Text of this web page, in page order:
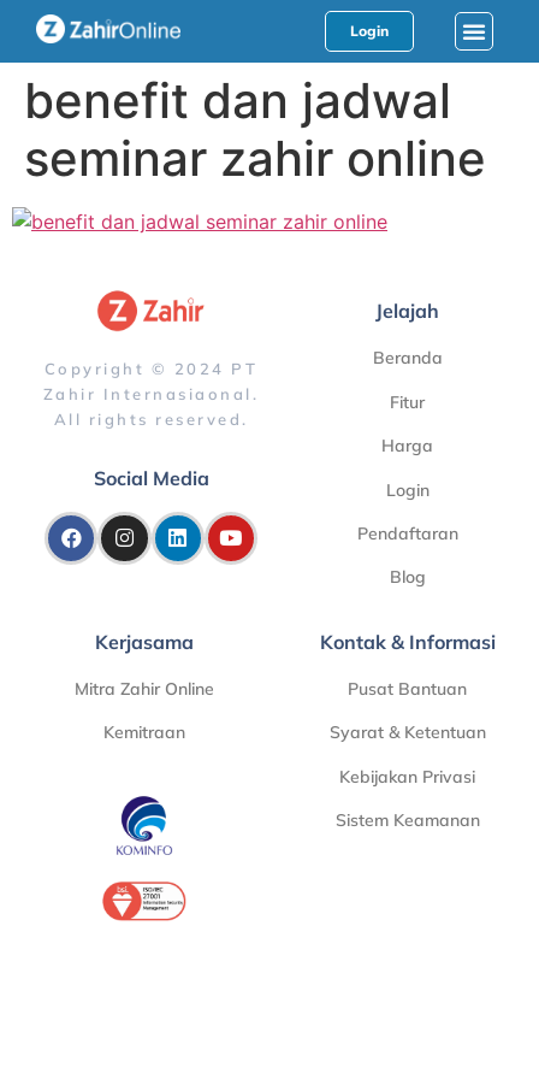
Login
benefit dan jadwal
seminar zahir online
Copyright © 2024 PT
Zahir Internasiaonal.
All rights reserved.
Social Media
Jelajah
Beranda
Fitur
Harga
Login
Pendaftaran
Blog
Kerjasama
Mitra Zahir Online
Kemitraan
Kontak & Informasi
Pusat Bantuan
Syarat & Ketentuan
Kebijakan Privasi
Sistem Keamanan